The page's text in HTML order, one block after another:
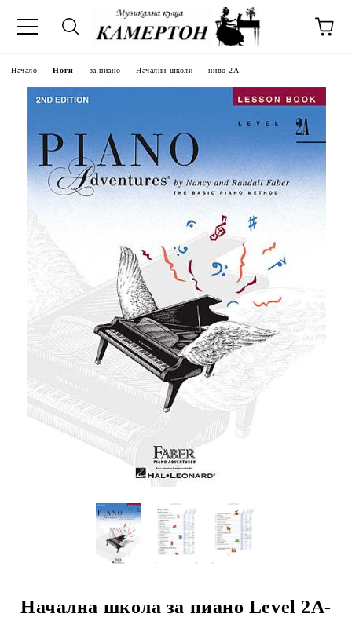
Начало Ноти за пиано Начални школи ниво 2А
Началнa школa за пиано Level 2A-